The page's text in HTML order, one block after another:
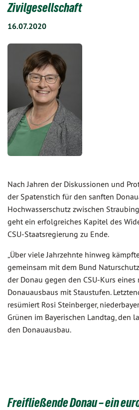
Zivilgesellschaft
16.07.2020
Nach Jahren der Diskussionen und
der Spatenstich für den sanften
Hochwasserschutz zwischen
geht ein erfolgreiches Kapitel des
CSU-Staatsregierung zu Ende.
„Über viele Jahrzehnte hinweg
gemeinsam mit dem Bund
der Donau gegen den CSU-Kurs
Donauausbaus mit Staustufen.
resümiert Rosi Steinberger,
Grünen im Bayerischen Landtag, den
den Donauausbau.
Freifließende Donau – ein